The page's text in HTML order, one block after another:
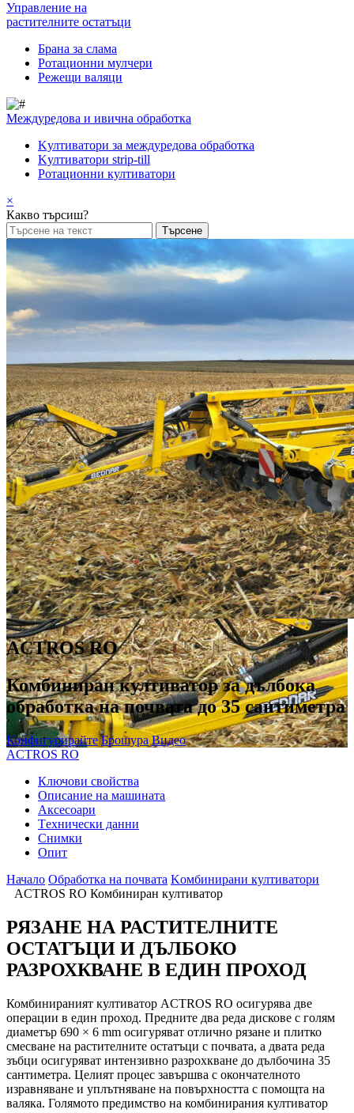
Управление на
растителните остатъци
Брана за слама
Pотационни мулчери
Режещи валяци
Междуредова и ивична обработка
Kултиватори за междуредова обработка
Kултиватори strip-till
Ротационни култиватори
×
Какво търсиш?
ACTROS RO
Комбиниран култиватор за дълбока
обработка на почвата до 35 сантиметра
Конфигурирайте Брошура Видео
ACTROS RO
Ключови свойства
Описание на машината
Аксесоари
Tехнически данни
Снимки
Опит
Начало Обработка на почвата Kомбинирани култиватори
ACTROS RO Комбиниран култиватор
РЯЗАНЕ НА РАСТИТЕЛНИТЕ
ОСТАТЪЦИ И ДЪЛБОКО
РАЗРОХКВАНЕ В ЕДИН ПРОХОД
Комбинираният култиватор ACTROS RO осигурява две
операции в един проход. Предните два реда дискове с голям
диаметър 690 × 6 mm осигуряват отлично рязане и плитко
смесване на растителните остатъци с почвата, а двата реда
зъбци осигуряват интензивно разрохкване до дълбочина 35
сантиметра. Целият процес завършва с окончателното
изравняване и уплътняване на повърхността с помощта на
валяка. Голямото предимство на комбинирания култиватор